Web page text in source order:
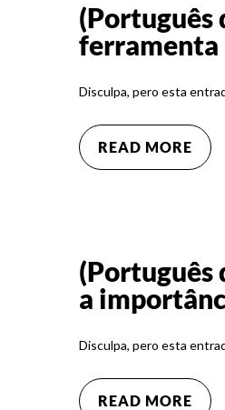
(Português
ferramenta
Disculpa, pero esta
READ MORE
(Português
a
Disculpa, pero esta
READ MORE